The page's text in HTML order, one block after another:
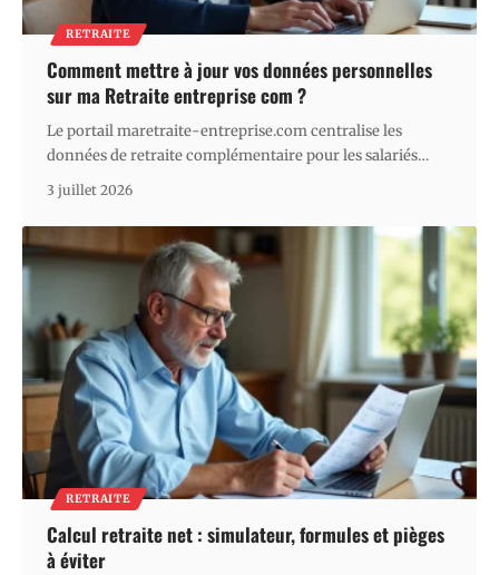
RETRAITE
Comment mettre à jour vos données personnelles
sur ma Retraite entreprise com ?
Le portail maretraite-entreprise.com centralise les
données de retraite complémentaire pour les salariés…
3 juillet 2026
RETRAITE
Calcul retraite net : simulateur, formules et pièges
à éviter